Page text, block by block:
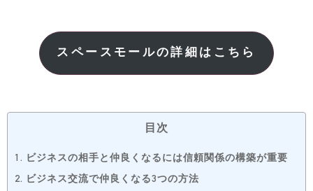
スペースモールの詳細はこちら
目次
1. ビジネスの相手と仲良くなるには信頼関係の構築が重要
2. ビジネス交流で仲良くなる3つの方法